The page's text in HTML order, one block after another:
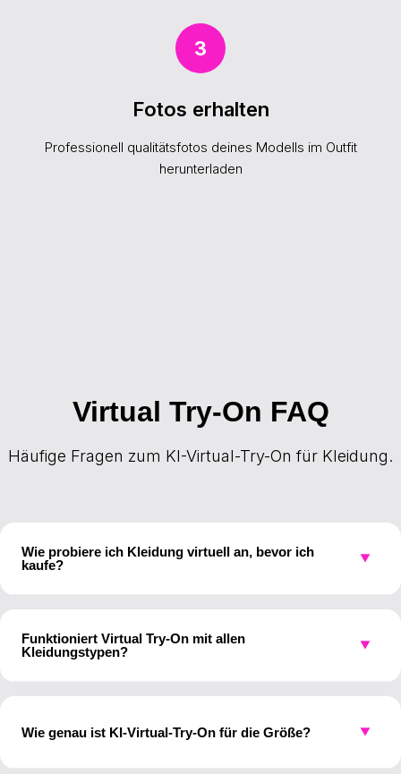
3
Fotos erhalten
Professionell qualitätsfotos deines Modells im Outfit
herunterladen
Virtual Try-On FAQ
Häufige Fragen zum KI-Virtual-Try-On für Kleidung.
Wie probiere ich Kleidung virtuell an, bevor ich
kaufe?
▼
Online-Shop. Lade es zusammen mit einem Foto von dir
Funktioniert Virtual Try-On mit allen
Kleidungstypen?
▼
rendert Einfarbiges, Muster, Prints und Texturen präzise.
Wie genau ist KI-Virtual-Try-On für die Größe? ▼